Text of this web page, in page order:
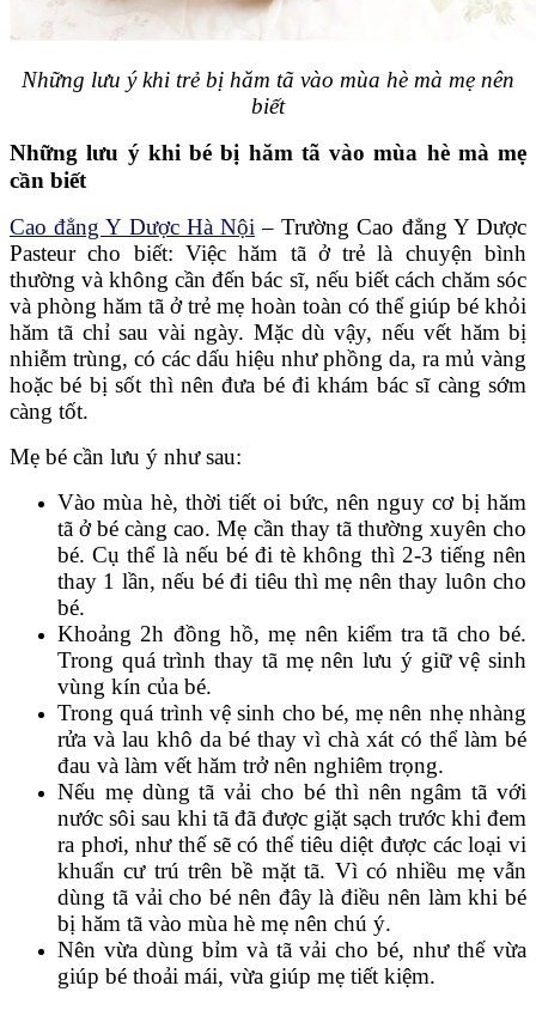
Những lưu ý khi trẻ bị hăm tã vào mùa hè mà mẹ nên
biết
Những lưu ý khi bé bị hăm tã vào mùa hè mà mẹ
cần biết
Cao đẳng Y Dược Hà Nội – Trường Cao đẳng Y Dược
Pasteur cho biết: Việc hăm tã ở trẻ là chuyện bình
thường và không cần đến bác sĩ, nếu biết cách chăm sóc
và phòng hăm tã ở trẻ mẹ hoàn toàn có thể giúp bé khỏi
hăm tã chỉ sau vài ngày. Mặc dù vậy, nếu vết hăm bị
nhiễm trùng, có các dấu hiệu như phồng da, ra mủ vàng
hoặc bé bị sốt thì nên đưa bé đi khám bác sĩ càng sớm
càng tốt.
Mẹ bé cần lưu ý như sau:
Vào mùa hè, thời tiết oi bức, nên nguy cơ bị hăm
tã ở bé càng cao. Mẹ cần thay tã thường xuyên cho
bé. Cụ thể là nếu bé đi tè không thì 2-3 tiếng nên
thay 1 lần, nếu bé đi tiêu thì mẹ nên thay luôn cho
bé.
Khoảng 2h đồng hồ, mẹ nên kiểm tra tã cho bé.
Trong quá trình thay tã mẹ nên lưu ý giữ vệ sinh
vùng kín của bé.
Trong quá trình vệ sinh cho bé, mẹ nên nhẹ nhàng
rửa và lau khô da bé thay vì chà xát có thể làm bé
đau và làm vết hăm trở nên nghiêm trọng.
Nếu mẹ dùng tã vải cho bé thì nên ngâm tã với
nước sôi sau khi tã đã được giặt sạch trước khi đem
ra phơi, như thế sẽ có thể tiêu diệt được các loại vi
khuẩn cư trú trên bề mặt tã. Vì có nhiều mẹ vẫn
dùng tã vải cho bé nên đây là điều nên làm khi bé
bị hăm tã vào mùa hè mẹ nên chú ý.
Nên vừa dùng bỉm và tã vải cho bé, như thế vừa
giúp bé thoải mái, vừa giúp mẹ tiết kiệm.